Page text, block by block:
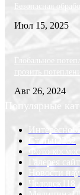
Безопасная
Июл 15, 2025
Глобальное
грозить
Авг 26, 2024
Популярные
Интересно
Статьи
Фото космоса
Галерея
Новости
Человек